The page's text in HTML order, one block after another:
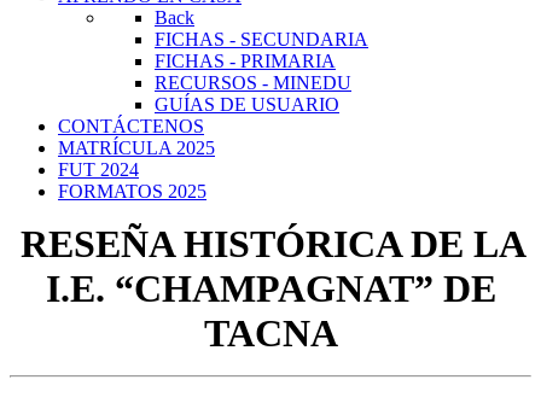
Back
FICHAS - SECUNDARIA
FICHAS - PRIMARIA
RECURSOS - MINEDU
GUÍAS DE USUARIO
CONTÁCTENOS
MATRÍCULA 2025
FUT 2024
FORMATOS 2025
RESEÑA HISTÓRICA DE LA
I.E. “CHAMPAGNAT” DE
TACNA